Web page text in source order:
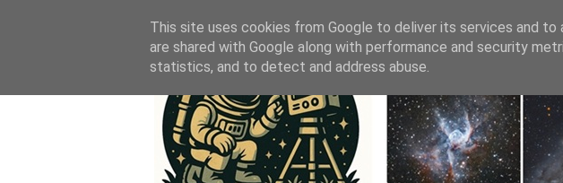
This site uses cookies from Google to deliver its services and to
are shared with Google along with performance and security
statistics, and to detect and address abuse.